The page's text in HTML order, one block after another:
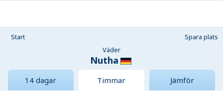
Start
Spara plats
Väder
Nutha
14 dagar Timmar
Jämför